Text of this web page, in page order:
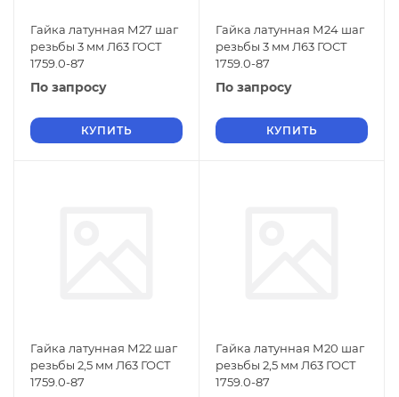
Гайка латунная М27 шаг
резьбы 3 мм Л63 ГОСТ
1759.0-87
По запросу
КУПИТЬ
Гайка латунная М24 шаг
резьбы 3 мм Л63 ГОСТ
1759.0-87
По запросу
КУПИТЬ
Гайка латунная М22 шаг
резьбы 2,5 мм Л63 ГОСТ
1759.0-87
Гайка латунная М20 шаг
резьбы 2,5 мм Л63 ГОСТ
1759.0-87